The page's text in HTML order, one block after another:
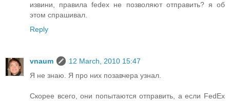
извини, правила fedex не позволяют отправить? я об
этом спрашивал.
Reply
vnaum
12 March, 2010 15:47
Я не знаю. Я про них позавчера узнал.
Скорее всего, они попытаются отправить, а если FedEx